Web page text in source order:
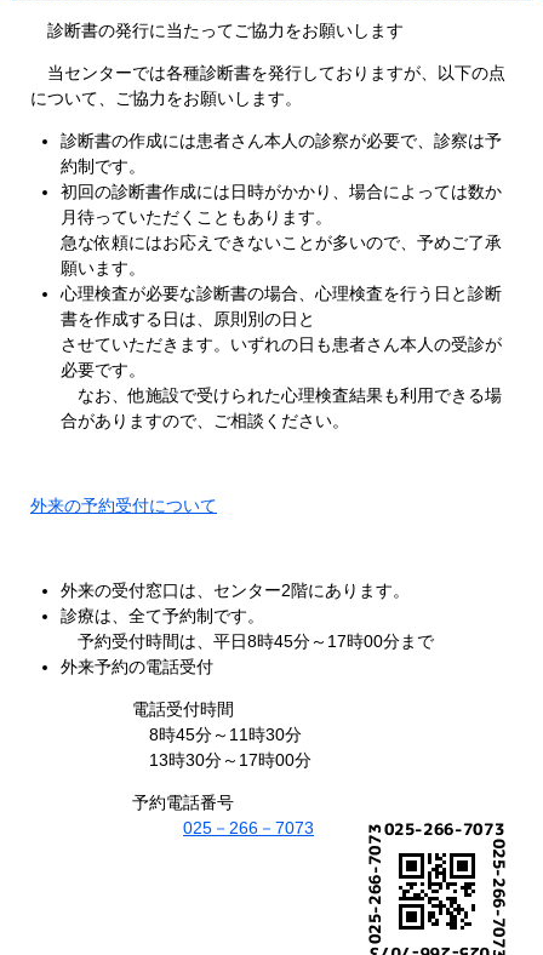
診断書の発行に当たってご協力をお願いします
当センターでは各種診断書を発行しておりますが、以下の点
について、ご協力をお願いします。
診断書の作成には患者さん本人の診察が必要で、診察は予
約制です。
初回の診断書作成には日時がかかり、場合によっては数か
月待っていただくこともあります。
急な依頼にはお応えできないことが多いので、予めご了承
願います。
心理検査が必要な診断書の場合、心理検査を行う日と診断
書を作成する日は、原則別の日と
させていただきます。いずれの日も患者さん本人の受診が
必要です。
なお、他施設で受けられた心理検査結果も利用できる場
合がありますので、ご相談ください。
外来の予約受付について
外来の受付窓口は、センター2階にあります。
診療は、全て予約制です。
予約受付時間は、平日8時45分～17時00分まで
外来予約の電話受付
電話受付時間
8時45分～11時30分
13時30分～17時00分
予約電話番号
025－266－7073